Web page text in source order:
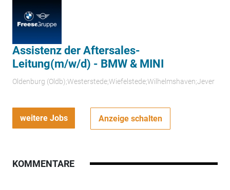
Assistenz der Aftersales-
Leitung(m/w/d) - BMW & MINI
Oldenburg (Oldb);Westerstede;Wiefelstede;Wilhelmshaven;Jever
weitere Jobs Anzeige schalten
KOMMENTARE